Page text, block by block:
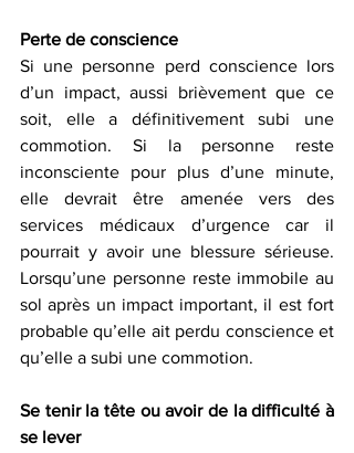
Perte de conscience
Si une personne perd conscience lors
d’un impact, aussi brièvement que ce
soit, elle a définitivement subi une
commotion. Si la personne reste
inconsciente pour plus d’une minute,
elle devrait être amenée vers des
services médicaux d’urgence car il
pourrait y avoir une blessure sérieuse.
Lorsqu’une personne reste immobile au
sol après un impact important, il est fort
probable qu’elle ait perdu conscience et
qu’elle a subi une commotion.
Se tenir la tête ou avoir de la difficulté à
se lever